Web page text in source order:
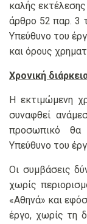
καλής
άρθρο 52 παρ. 3
Υπεύθυνο του
και όρους
Χρονική
Η εκτιμώμενη
συναφθεί
προσωπικό θα
Υπεύθυνο του
Οι συμβάσεις
χωρίς
«Αθηνά» και
έργο, χωρίς τη